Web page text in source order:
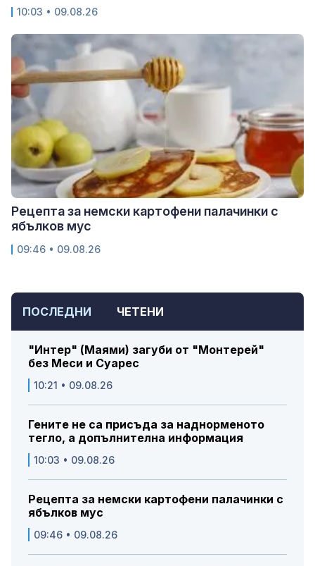
ПОСЛЕДНИ ЧЕТЕНИ
"Интер" (Маями) загуби от "Монтерей"
без Меси и Суарес
10:21 • 09.08.26
Гените не са присъда за наднорменото
тегло, а допълнителна информация
10:03 • 09.08.26
Рецепта за немски картофени палачинки с
ябълков мус
09:46 • 09.08.26
10:03 • 09.08.26
Рецепта за немски картофени палачинки с
ябълков мус
09:46 • 09.08.26